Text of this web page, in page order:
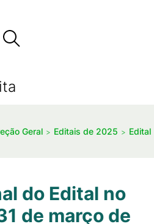
Geral Editais de 2025
do Edital no
de março de